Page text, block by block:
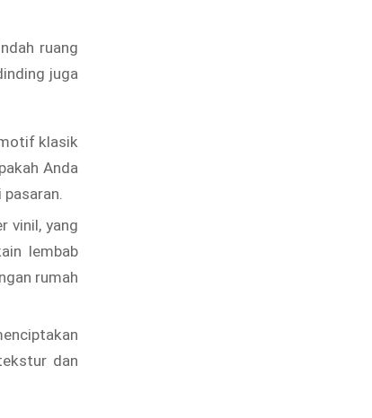
ruang
juga
klasik
Anda
vinil, yang
lembab
rumah
dan